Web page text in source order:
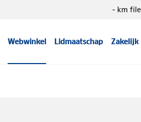
Webwinkel Lidmaatschap Zakelijk
- km file